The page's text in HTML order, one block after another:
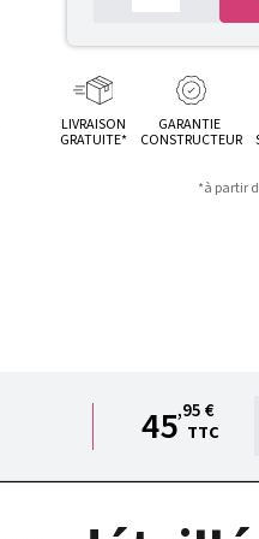
LIVRAISON
GRATUITE*
GARANTIE
CONSTRUCTEUR
*à partir
45,95 €
TTC